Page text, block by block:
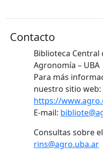
Contacto
Biblioteca Central
Agronomía – UBA
Para más
nuestro sitio web:
https://
E-mail:
Consultas sobre
rins@agro.uba.ar